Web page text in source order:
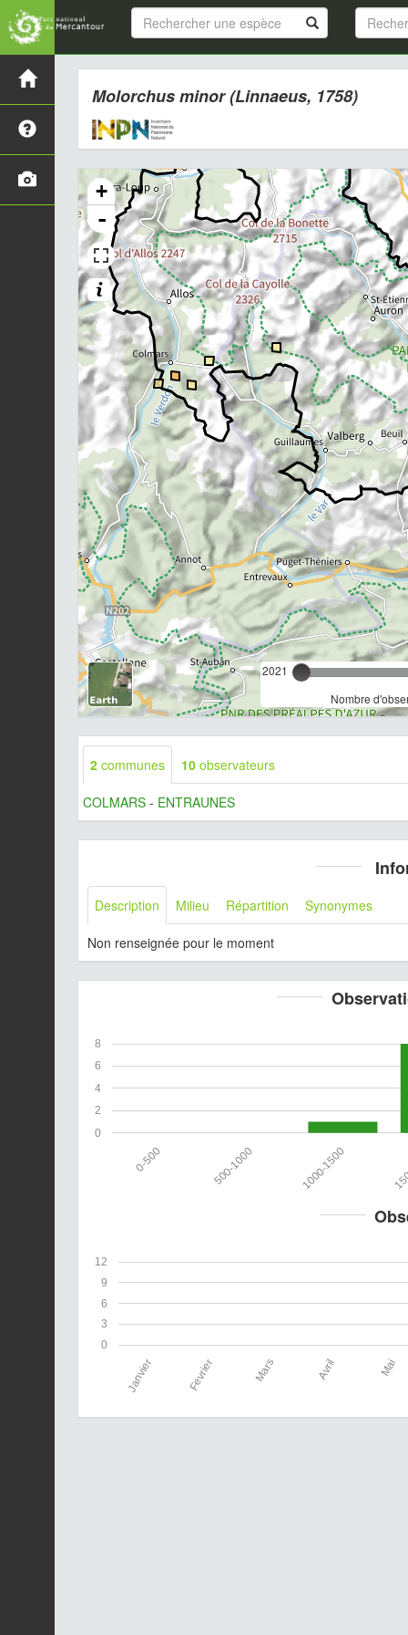
Molorchus minor(Linnaeus, 1758)
+
-
2021
Nombre
2 communes 10 observateurs
COLMARS - ENTRAUNES
Description Milieu Répartition Synonymes
Non renseignée pour le moment
0
2
4
6
8
1000-1500
500-1000
0-500
0
3
6
9
12
Mai
Avril
Mars
Fevrier
Janvier